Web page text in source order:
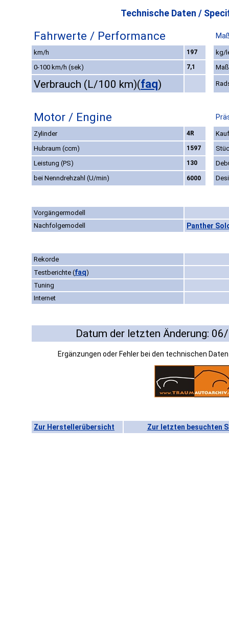
Technische Daten /
Fahrwerte / Performance
km/h 197
kg/
0-100 km/h (sek)
7,1
Verbrauch (L/100 km)(faq)
Motor / Engine
Zylinder 4R
Hubraum (ccm)
1597
Leistung (PS)
130
bei Nenndrehzahl (U/min)
6000
Vorgängermodell
Nachfolgemodell
Panther
Rekorde
Testberichte (faq)
Tuning
Internet
Datum der letzten Änderung:
Ergänzungen oder Fehler bei den technischen
Zur Herstellerübersicht Zur letzten besuchten